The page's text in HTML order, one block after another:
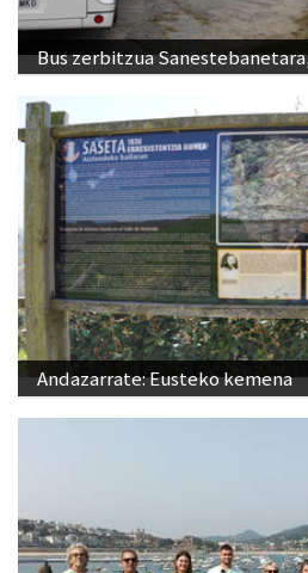
Bus zerbitzua
Andazarrate: Eusteko kemena